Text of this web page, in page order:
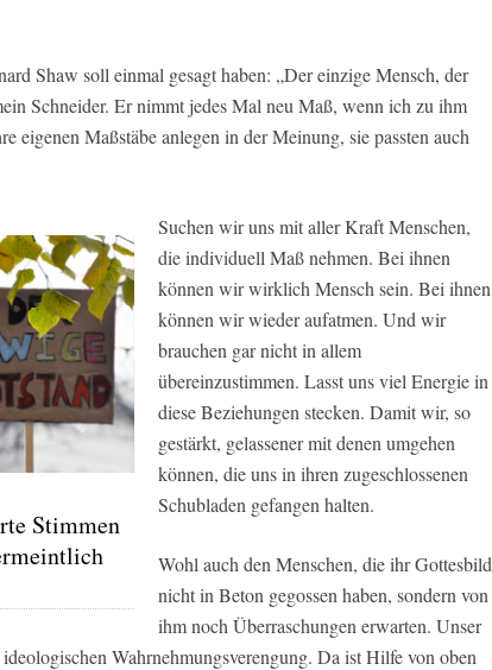
Shaw soll einmal gesagt haben: „Der einzige Mensch, der
Schneider. Er nimmt jedes Mal neu Maß, wenn ich zu ihm
eigenen Maßstäbe anlegen in der Meinung, sie passten auch
Stimmen
Suchen wir uns mit aller Kraft Menschen,
die individuell Maß nehmen. Bei ihnen
können wir wirklich Mensch sein. Bei ihnen
können wir wieder aufatmen. Und wir
brauchen gar nicht in allem
übereinzustimmen. Lasst uns viel Energie in
diese Beziehungen stecken. Damit wir, so
gestärkt, gelassener mit denen umgehen
können, die uns in ihren zugeschlossenen
Schubladen gefangen halten.
Wohl auch den Menschen, die ihr Gottesbild
nicht in Beton gegossen haben, sondern von
ihm noch Überraschungen erwarten. Unser
Wahrnehmungsverengung. Da ist Hilfe von oben